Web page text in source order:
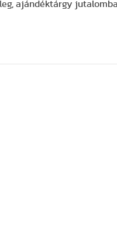
ajándéktárgy